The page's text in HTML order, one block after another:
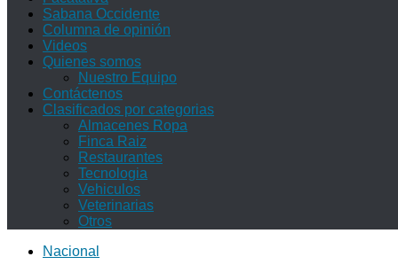
Sabana Occidente
Columna de opinión
Videos
Quienes somos
Nuestro Equipo
Contáctenos
Clasificados por categorias
Almacenes Ropa
Finca Raiz
Restaurantes
Tecnologia
Vehiculos
Veterinarias
Otros
Nacional